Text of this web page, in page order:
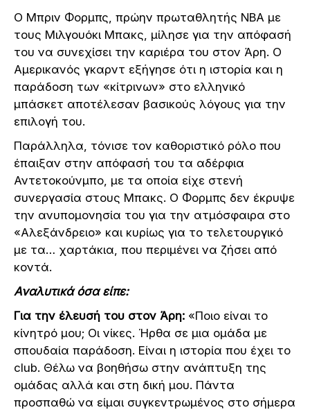
Ο Μπριν Φορμπς, πρώην πρωταθλητής NBA με
τους Μιλγουόκι Μπακς, μίλησε για την απόφασή
του να συνεχίσει την καριέρα του στον Άρη. Ο
Αμερικανός γκαρντ εξήγησε ότι η ιστορία και η
παράδοση των «κίτρινων» στο ελληνικό
μπάσκετ αποτέλεσαν βασικούς λόγους για την
επιλογή του.
Παράλληλα, τόνισε τον καθοριστικό ρόλο που
έπαιξαν στην απόφασή του τα αδέρφια
Αντετοκούνμπο, με τα οποία είχε στενή
συνεργασία στους Μπακς. Ο Φορμπς δεν έκρυψε
την ανυπομονησία του για την ατμόσφαιρα στο
«Αλεξάνδρειο» και κυρίως για το τελετουργικό
με τα… χαρτάκια, που περιμένει να ζήσει από
κοντά.
Αναλυτικά όσα είπε:
Για την έλευσή του στον Άρη: «Ποιο είναι το
κίνητρό μου; Οι νίκες. Ήρθα σε μια ομάδα με
σπουδαία παράδοση. Είναι η ιστορία που έχει το
club. Θέλω να βοηθήσω στην ανάπτυξη της
ομάδας αλλά και στη δική μου. Πάντα
προσπαθώ να είμαι συγκεντρωμένος στο σήμερα